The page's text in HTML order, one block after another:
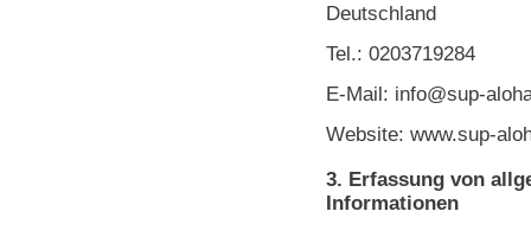
Deutschland
Tel.: 0203719284
E-Mail: info@sup-
Website: www.sup-
3. Erfassung von
Informationen